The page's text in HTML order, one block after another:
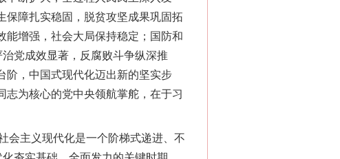
保障扎实稳固，脱贫攻坚成果巩固拓
能增强，社会大局保持稳定；国防和
党成效显著，反腐败斗争纵深推
阶，中国式现代化迈出新的坚实步
为核心的党中央领航掌舵，在于习
主义现代化是一个阶梯式递进、不